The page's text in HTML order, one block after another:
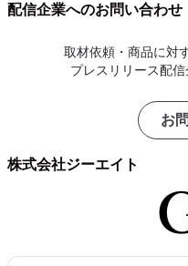
配信企業へのお問い合わせ
取材依頼・商品に対
プレスリリース配信
お
株式会社ジーエイト